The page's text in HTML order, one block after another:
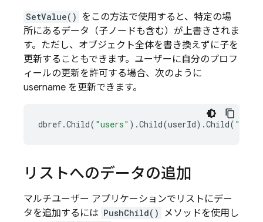
SetValue() をこの方法で使用すると、特定の場
所にあるデータ（子ノードも含む）が上書きされま
す。ただし、オブジェクト全体を書き換えずに子を
更新することもできます。ユーザーに自分のプロフ
ィールの更新を許可する場合、次のように
username を更新できます。
dbref.Child( "users" ).Child(userId).Child(
リストへのデータの追加
マルチユーザー アプリケーションでリストにデー
タを追加するには PushChild()
メソッドを使用し